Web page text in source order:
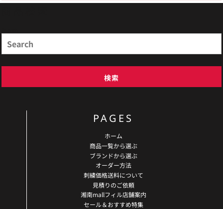
検索
PAGES
ホーム
商品一覧から選ぶ
ブランドから選ぶ
オーダー方法
刺繍価格送料について
見積りのご依頼
湘南mallフィル店舗案内
セール＆おすすめ特集